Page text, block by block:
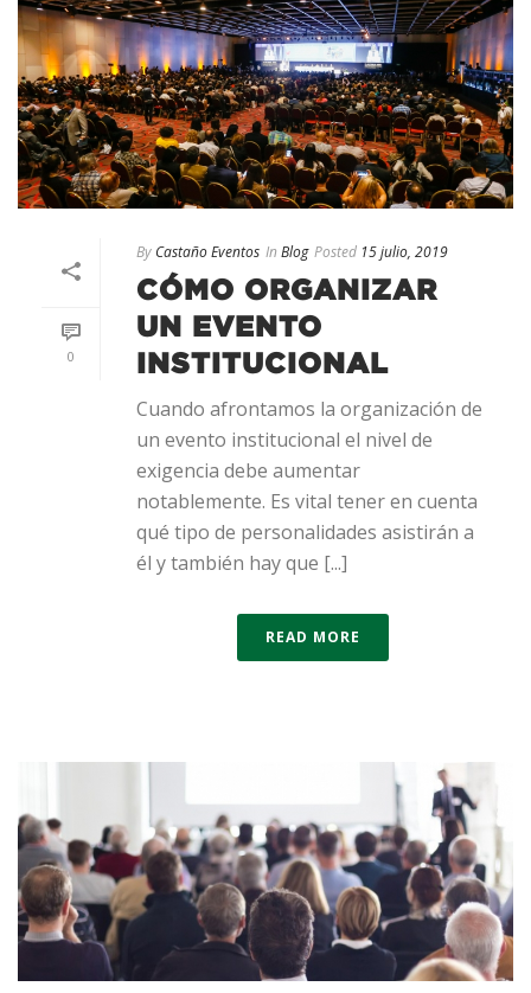
0
By Castaño Eventos In Blog Posted 15 julio, 2019
CÓMO ORGANIZAR
UN EVENTO
INSTITUCIONAL
Cuando afrontamos la organización de
un evento institucional el nivel de
exigencia debe aumentar
notablemente. Es vital tener en cuenta
qué tipo de personalidades asistirán a
él y también hay que [...]
READ MORE